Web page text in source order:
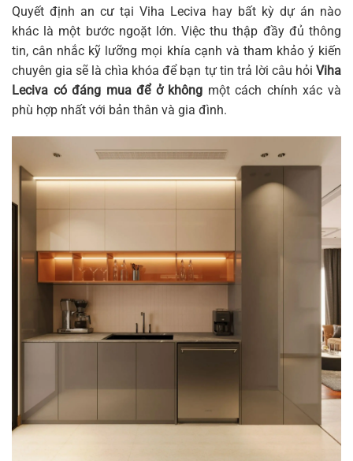
Quyết định an cư tại Viha Leciva hay bất kỳ dự án nào
khác là một bước ngoặt lớn. Việc thu thập đầy đủ thông
tin, cân nhắc kỹ lưỡng mọi khía cạnh và tham khảo ý kiến
chuyên gia sẽ là chìa khóa để bạn tự tin trả lời câu hỏi Viha
Leciva có đáng mua để ở không một cách chính xác và
phù hợp nhất với bản thân và gia đình.